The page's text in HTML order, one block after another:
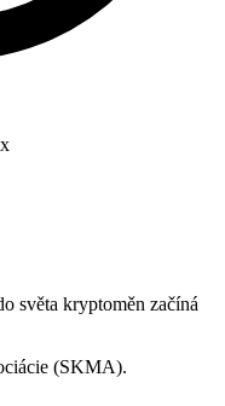
světa kryptoměn začíná
(SKMA).